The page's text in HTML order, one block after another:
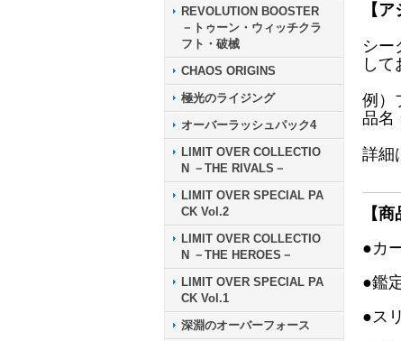
REVOLUTION BOOSTER
－トゥーン・ウィッチクラ
フト・破械
CHAOS ORIGINS
極光のライジング
オーバーラッシュパック4
LIMIT OVER COLLECTIO
N －THE RIVALS－
LIMIT OVER SPECIAL PA
CK Vol.2
LIMIT OVER COLLECTIO
N －THE HEROES－
LIMIT OVER SPECIAL PA
CK Vol.1
深淵のオーバーフォース
【
シー
して
例）
品名
詳細
【
●カ
●鑑
●ス